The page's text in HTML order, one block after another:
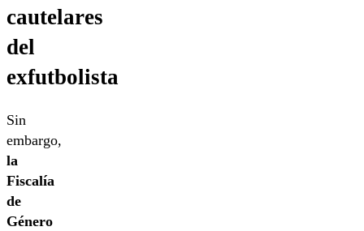
cautelares
del
exfutbolista
Sin
embargo,
la
Fiscalía
de
Género